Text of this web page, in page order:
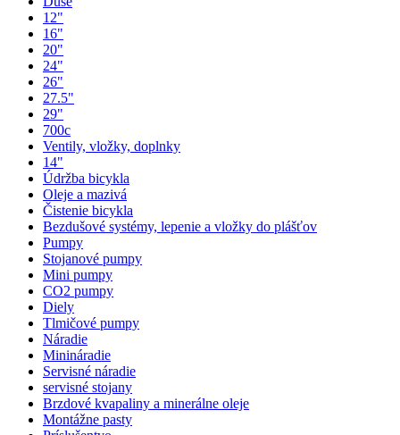
12"
16"
20"
24"
26"
27.5"
29"
700c
Ventily, vložky, doplnky
14"
Údržba bicykla
Oleje a mazivá
Čistenie bicykla
Bezdušové systémy, lepenie a vložky do plášťov
Pumpy
Stojanové pumpy
Mini pumpy
CO2 pumpy
Diely
Tlmičové pumpy
Náradie
Minináradie
Servisné náradie
servisné stojany
Brzdové kvapaliny a minerálne oleje
Montážne pasty